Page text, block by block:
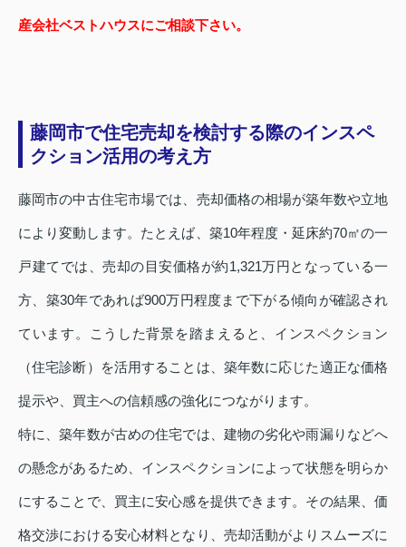
産会社ベストハウスにご相談下さい。
藤岡市で住宅売却を検討する際のインスペ
クション活用の考え方
藤岡市の中古住宅市場では、売却価格の相場が築年数や立地
により変動します。たとえば、築10年程度・延床約70㎡の一
戸建てでは、売却の目安価格が約1,321万円となっている一
方、築30年であれば900万円程度まで下がる傾向が確認され
ています。こうした背景を踏まえると、インスペクション
（住宅診断）を活用することは、築年数に応じた適正な価格
提示や、買主への信頼感の強化につながります。
特に、築年数が古めの住宅では、建物の劣化や雨漏りなどへ
の懸念があるため、インスペクションによって状態を明らか
にすることで、買主に安心感を提供できます。その結果、価
格交渉における安心材料となり、売却活動がよりスムーズに